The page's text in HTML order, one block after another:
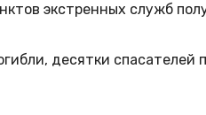
экстренных служб
десятки спасателей